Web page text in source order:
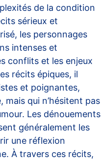
de la condition
sérieux et
les personnages
intenses et
conflits et les enjeux
récits épiques, il
et poignantes,
qui n’hésitent pas
Les dénouements
généralement les
une réflexion
À travers ces récits,